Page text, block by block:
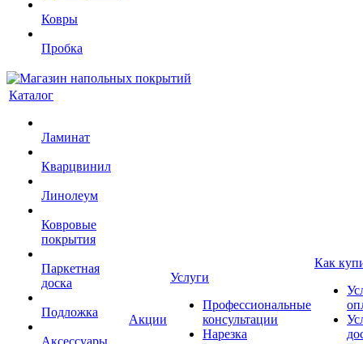
Ковры
Пробка
Каталог
Ламинат
Кварцвинил
Линолеум
Ковровые
покрытия
Паркетная
доска
Подложка
Аксессуары
Акции
Услуги
Профессиональные
консультации
Нарезка
Как